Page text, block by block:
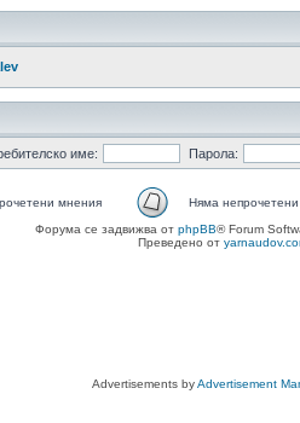
име: Парола:
мнения Няма
Форума се задвижва от phpBB® Forum
Преведено от
Advertisements byAdvertisement